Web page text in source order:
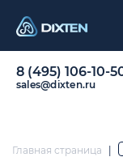
8 (495) 106-10-
sales@dixten.ru
Главная страница |